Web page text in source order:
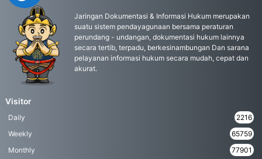
Jaringan Dokumentasi & Informasi Hukum merupakan
suatu sistem pendayagunaan bersama peraturan
perundang - undangan, dokumentasi hukum lainnya
secara tertib, terpadu, berkesinambungan Dan sarana
pelayanan informasi hukum secara mudah, cepat dan
akurat.
Visitor
Daily
2216
Weekly
65759
Monthly
77901